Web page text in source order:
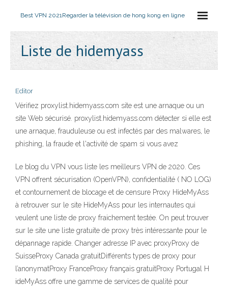
Best VPN 2021Regarder la télévision de hong kong en ligne
Liste de hidemyass
Editor
Vérifiez proxylist.hidemyass.com site est une arnaque ou un
site Web sécurisé. proxylist.hidemyass.com détecter si elle est
une arnaque, frauduleuse ou est infectés par des malwares, le
phishing, la fraude et l'activité de spam si vous avez
Le blog du VPN vous liste les meilleurs VPN de 2020. Ces
VPN offrent sécurisation (OpenVPN), confidentialité ( NO LOG)
et contournement de blocage et de censure Proxy HideMyAss
à retrouver sur le site HideMyAss pour les internautes qui
veulent une liste de proxy fraichement testée. On peut trouver
sur le site une liste gratuite de proxy très intéressante pour le
dépannage rapide. Changer adresse IP avec proxyProxy de
SuisseProxy Canada gratuitDifférents types de proxy pour
l’anonymatProxy FranceProxy français gratuitProxy Portugal H
ideMyAss offre une gamme de services de qualité pour